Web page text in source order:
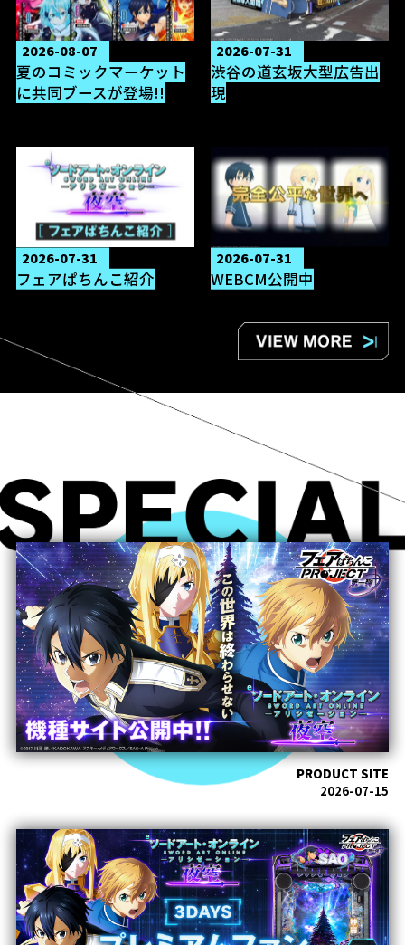
2026-08-07
夏のコミックマーケット
に共同ブースが登場!!
2026-07-31
渋谷の道玄坂大型広告出
現
2026-07-31
フェアぱちんこ紹介
2026-07-31
WEBCM公開中
PRODUCT SITE
2026-07-15